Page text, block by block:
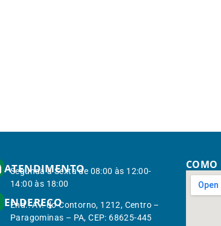
ATENDIMENTO
Segunda à Sexta de 08:00 às 12:00-
14:00 às 18:00
ENDEREÇO
End.: Av. do Contorno, 1212, Centro –
Paragominas – PA, CEP: 68625-445
COMO